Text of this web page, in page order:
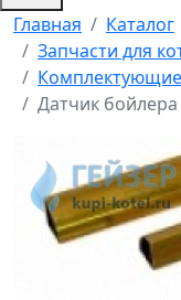
Главная Каталог
Запчасти для
Датчик бойлера